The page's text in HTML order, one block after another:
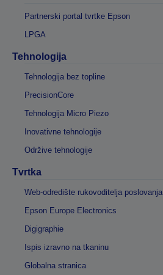
Partnerski portal tvrtke Epson
LPGA
Tehnologija
Tehnologija bez topline
PrecisionCore
Tehnologija Micro Piezo
Inovativne tehnologije
Održive tehnologije
Tvrtka
Web-odredište rukovoditelja poslovanja
Epson Europe Electronics
Digigraphie
Ispis izravno na tkaninu
Globalna stranica